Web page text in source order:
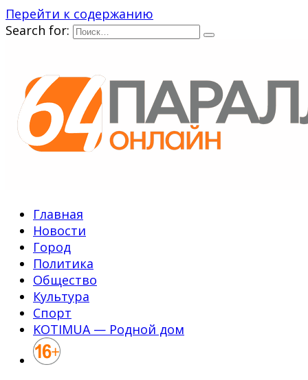
Перейти к содержанию
Search for:
Главная
Новости
Город
Политика
Общество
Культура
Спорт
KOTIMUA — Родной дом